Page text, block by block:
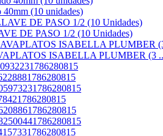
(10 unidades)
DE PASO 1/2 (10 Unidades)
ISABELLA PLUMBER (3